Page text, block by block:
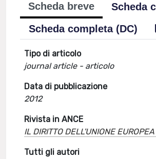
Scheda breve
Scheda
Scheda completa (DC)
Tipo di articolo
journal article - articolo
Data di pubblicazione
2012
Rivista in ANCE
IL DIRITTO DELL'UNIONE EUROPEA
Tutti gli autori